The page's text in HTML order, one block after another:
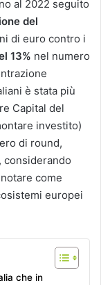
al 2022 seguito
del
di euro contro i
13% nel numero
è stata più
Capital del
investito)
di round,
considerando
come
europei
che in